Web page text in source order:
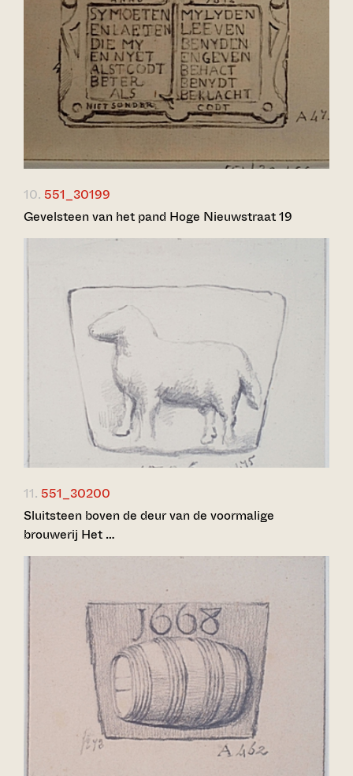
10. 551_30199
Gevelsteen van het pand Hoge Nieuwstraat 19
11. 551_30200
Sluitsteen boven de deur van de voormalige
brouwerij Het …